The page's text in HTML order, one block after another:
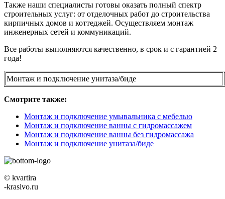
Также наши специалисты готовы оказать полный спектр
строительных услуг: от отделочных работ до строительства
кирпичных домов и коттеджей. Осуществляем монтаж
инженерных сетей и коммуникаций.
Все работы выполняются качественно, в срок и с гарантией 2
года!
Монтаж и подключение унитаза/биде
Смотрите также:
Монтаж и подключение умывальника с мебелью
Монтаж и подключение ванны с гидромассажем
Монтаж и подключение ванны без гидромассажа
Монтаж и подключение унитаза/биде
© kvartira
-krasivo.ru